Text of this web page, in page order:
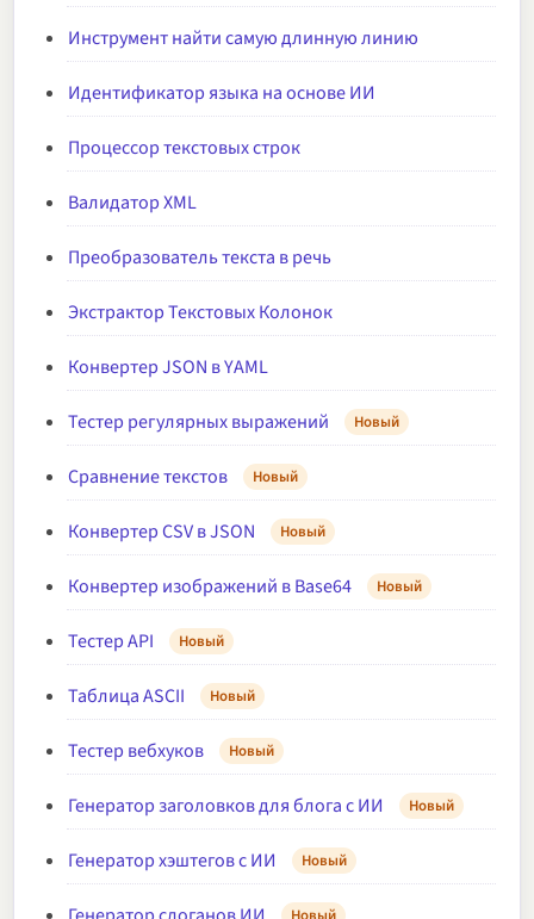
Инструмент найти самую длинную линию
Идентификатор языка на основе ИИ
Процессор текстовых строк
Валидатор XML
Преобразователь текста в речь
Экстрактор Текстовых Колонок
Конвертер JSON в YAML
Тестер регулярных выражений Новый
Сравнение текстов Новый
Конвертер CSV в JSON Новый
Конвертер изображений в Base64 Новый
Тестер API Новый
Таблица ASCII Новый
Тестер вебхуков Новый
Генератор заголовков для блога с ИИ Новый
Генератор хэштегов с ИИ Новый